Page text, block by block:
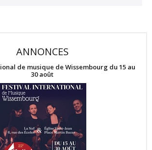
ANNONCES
de musique de Wissembourg du 15 au
30 août